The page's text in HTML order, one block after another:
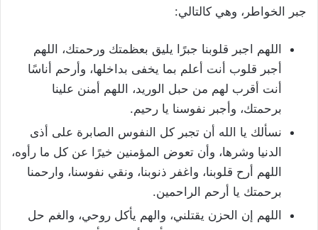
جبر الخواطر، وهي كالتالي:
اللهم اجبر قلوبنا جبرًا يليق بعظمتك ورحمتك، اللهم
أجبر قلوب أنت أعلم بما يخفى بداخلها، وأرحم أناسًا
أنت أقرب لهم من حبل الوريد، اللهم أمنن علينا
برحمتك، وأجبر نفوسنا يا رحيم.
نسألك يا الله أن تجبر كل النفوس الصابرة على أذى
الدنيا وشرها، وأن تعوض المؤمنين خيرًا عن كل ما رأوه،
اللهم أرح قلوبنا، واغفر ذنوبنا، ونقي نفوسنا، وارحمنا
برحمتك يا أرحم الراحمين.
اللهم إن الحزن يقتلني، والهم يأكل روحي، والغم حل